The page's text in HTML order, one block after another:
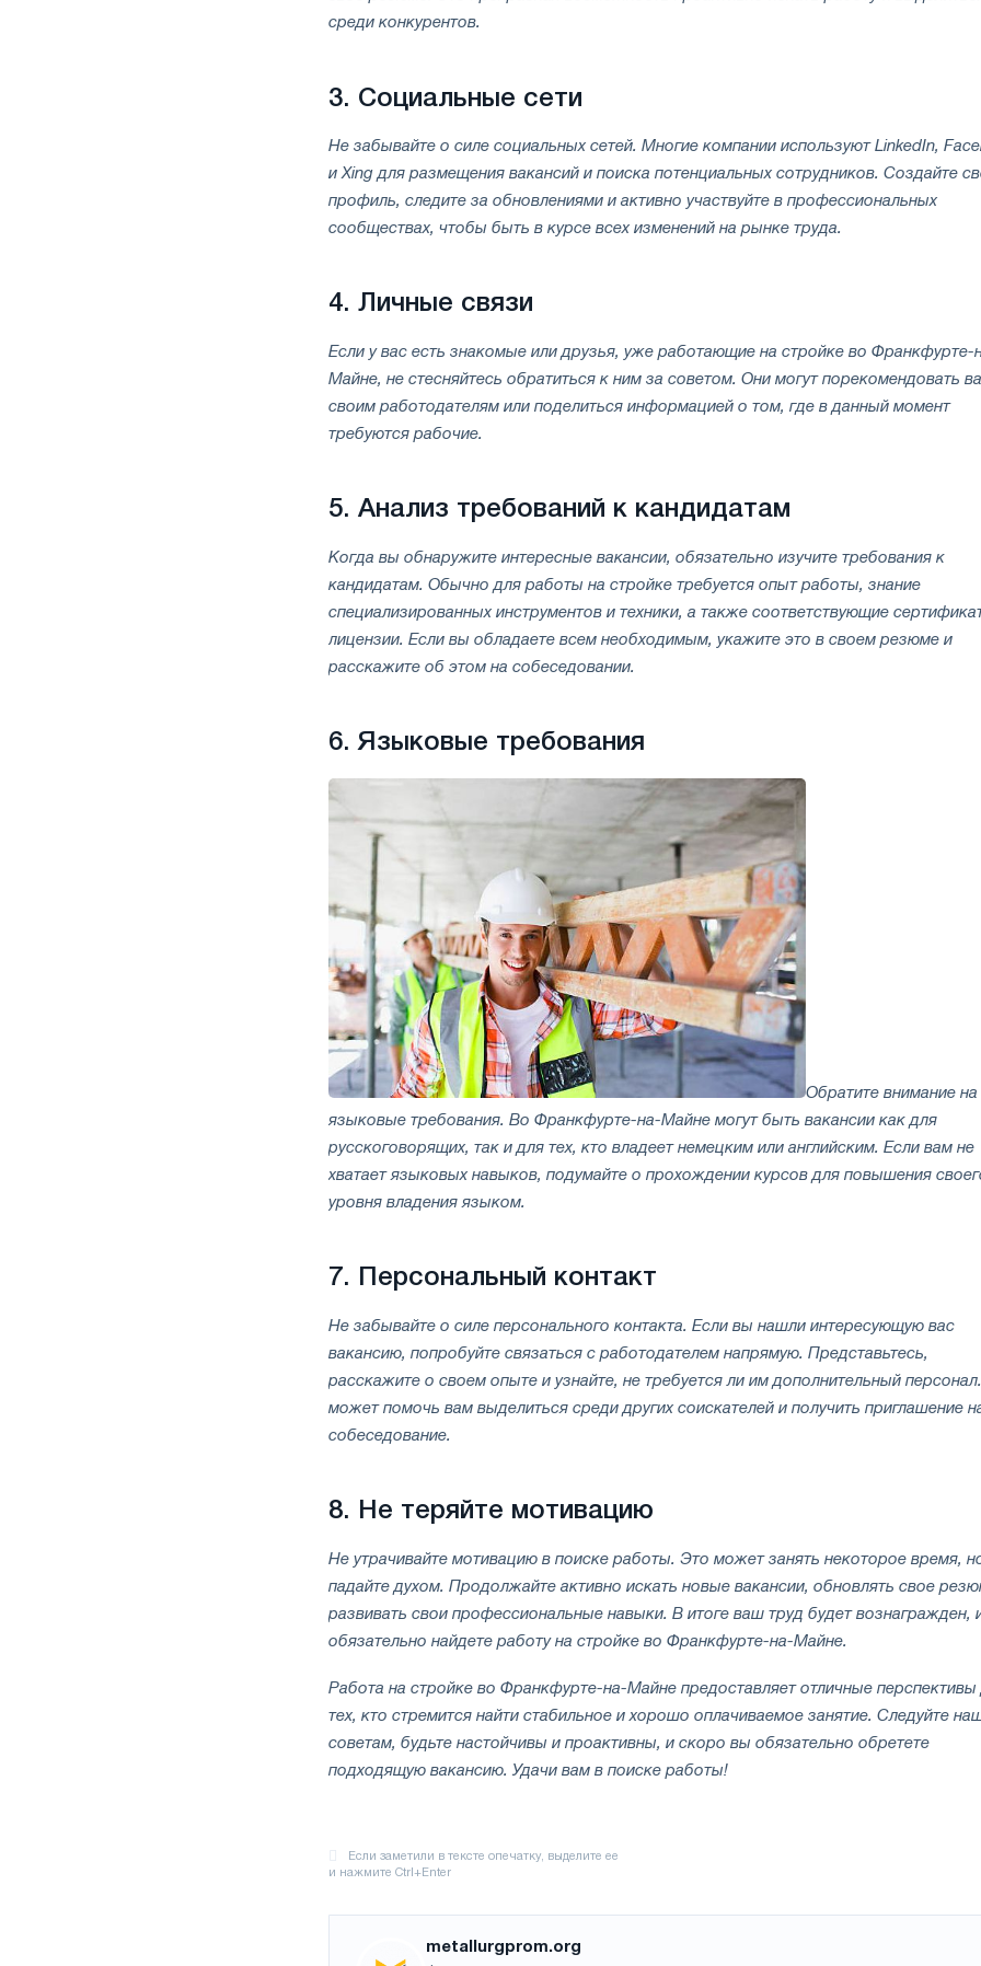
среди конкурентов.
3. Социальные сети
Не забывайте о силе социальных сетей. Многие компании используют LinkedIn,
и Xing для размещения вакансий и поиска потенциальных сотрудников. Создайте
профиль, следите за обновлениями и активно участвуйте в профессиональных
сообществах, чтобы быть в курсе всех изменений на рынке труда.
4. Личные связи
Если у вас есть знакомые или друзья, уже работающие на стройке во Франкфурте-
Майне, не стесняйтесь обратиться к ним за советом. Они могут порекомендовать
своим работодателям или поделиться информацией о том, где в данный момент
требуются рабочие.
5. Анализ требований к кандидатам
Когда вы обнаружите интересные вакансии, обязательно изучите требования к
кандидатам. Обычно для работы на стройке требуется опыт работы, знание
специализированных инструментов и техники, а также соответствующие
лицензии. Если вы обладаете всем необходимым, укажите это в своем резюме и
расскажите об этом на собеседовании.
6.Языковые требования
Обратите внимание на
языковые требования. Во Франкфурте-на-Майне могут быть вакансии как для
русскоговорящих, так и для тех, кто владеет немецким или английским. Если вам не
хватает языковых навыков, подумайте о прохождении курсов для повышения
уровня владения языком.
7. Персональный контакт
Не забывайте о силе персонального контакта. Если вы нашли интересующую вас
вакансию, попробуйте связаться с работодателем напрямую. Представьтесь,
расскажите о своем опыте и узнайте, не требуется ли им дополнительный
может помочь вам выделиться среди других соискателей и получить приглашение
собеседование.
8. Не теряйте мотивацию
Не утрачивайте мотивацию в поиске работы. Это может занять некоторое время,
падайте духом. Продолжайте активно искать новые вакансии, обновлять свое
развивать свои профессиональные навыки. В итоге ваш труд будет вознагражден,
обязательно найдете работу на стройке во Франкфурте-на-Майне.
Работа на стройке во Франкфурте-на-Майне предоставляет отличные перспективы
тех, кто стремится найти стабильное и хорошо оплачиваемое занятие. Следуйте
советам, будьте настойчивы и проактивны, и скоро вы обязательно обретете
подходящую вакансию. Удачи вам в поиске работы!
metallurgprom.org